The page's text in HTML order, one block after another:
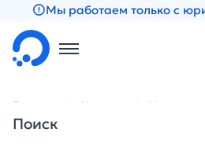
Мы работаем только с
Поиск
Главная Новости Новости